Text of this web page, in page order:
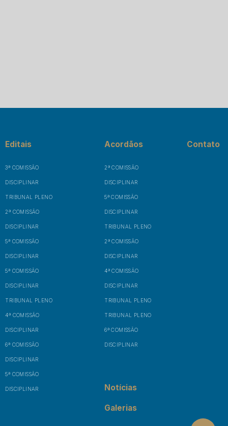
Editais
3ª COMISSÃO
DISCIPLINAR
TRIBUNAL PLENO
2ª COMISSÃO
DISCIPLINAR
5ª COMISSÃO
DISCIPLINAR
5ª COMISSÃO
DISCIPLINAR
TRIBUNAL PLENO
4ª COMISSÃO
DISCIPLINAR
6ª COMISSÃO
DISCIPLINAR
5ª COMISSÃO
DISCIPLINAR
Acordãos
2ª COMISSÃO
DISCIPLINAR
5ª COMISSÃO
DISCIPLINAR
TRIBUNAL PLENO
2ª COMISSÃO
DISCIPLINAR
4ª COMISSÃO
DISCIPLINAR
TRIBUNAL PLENO
TRIBUNAL PLENO
6ª COMISSÃO
DISCIPLINAR
Notícias
Galerias
Contato